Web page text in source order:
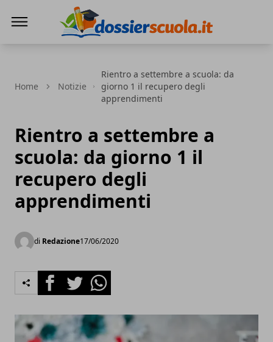
Home Notizie
Rientro a settembre a scuola: da
giorno 1 il recupero degli
apprendimenti
Rientro a settembre a
scuola: da giorno 1 il
recupero degli
apprendimenti
di Redazione17/06/2020
FacebookTwitterWhatsapp